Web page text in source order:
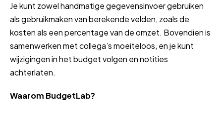
Je kunt zowel handmatige gegevensinvoer gebruiken
als gebruikmaken van berekende velden, zoals de
kosten als een percentage van de omzet. Bovendien is
samenwerken met collega’s moeiteloos, en je kunt
wijzigingen in het budget volgen en notities
achterlaten.
Waarom BudgetLab?